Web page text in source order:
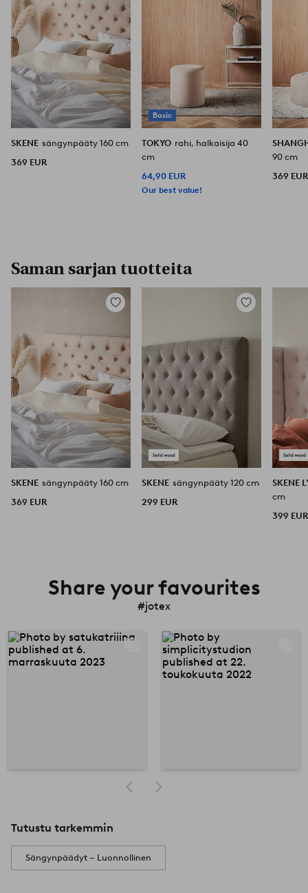
SKENE sängynpääty 160 cm
369 EUR
Basic
TOKYO rahi, halkaisija 40
cm
64,90 EUR
Our best value!
90 cm
369 EUR
Saman sarjan tuotteita
Lisää
SKENE sängynpääty 160 cm
369 EUR
Lisää
SKENE sängynpääty 120 cm
299 EUR
SKENE
cm
399 EUR
Share your favourites
#jotex
Tutustu tarkemmin
Sängynpäädyt – Luonnollinen